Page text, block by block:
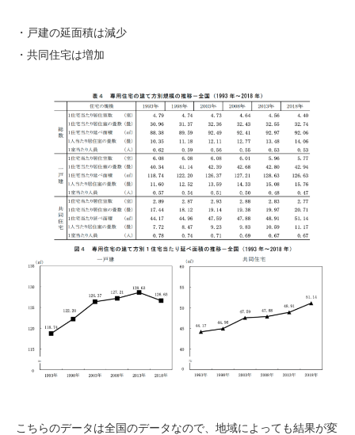
・戸建の延面積は減少
・共同住宅は増加
こちらのデータは全国のデータなので、地域によっても結果が変